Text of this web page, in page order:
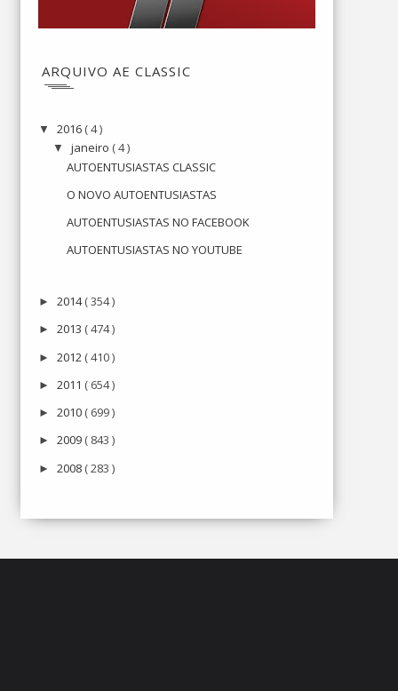
ARQUIVO AE CLASSIC
▼ 2016 ( 4 )
▼ janeiro ( 4 )
AUTOENTUSIASTAS CLASSIC
O NOVO AUTOENTUSIASTAS
AUTOENTUSIASTAS NO FACEBOOK
AUTOENTUSIASTAS NO YOUTUBE
► 2014( 354 )
► 2013 ( 474 )
► 2012 ( 410 )
► 2011 ( 654 )
► 2010 ( 699 )
► 2009 ( 843 )
► 2008 ( 283 )